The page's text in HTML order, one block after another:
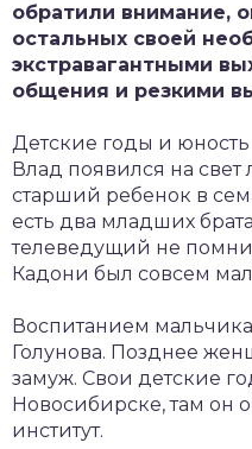
обратили внимание,
остальных своей
экстравагантными
общения и резкими
Детские годы и юность
Влад появился на свет
старший ребенок в
есть два младших
телеведущий не
Кадони был совсем
Воспитанием
Голунова. Позднее
замуж. Свои детские
Новосибирске, там он
институт.